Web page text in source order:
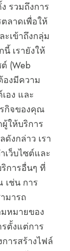
รวมถึงการ
ลาดเพื่อให้
เข้าถึงกลุ่ม
เรายังให้
(Web
องมีความ
อง และ
กิจของคุณ
ผู้ให้บริการ
ดังกล่าว เรา
เว็บไซต์และ
การอื่นๆ ที่
เช่น การ
มารถ
หมายของ
ตั้งแต่การ
ารสร้างไฟล์